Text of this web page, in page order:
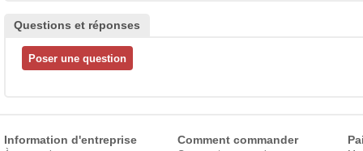
Questions et réponses
Information d'entreprise Comment commander